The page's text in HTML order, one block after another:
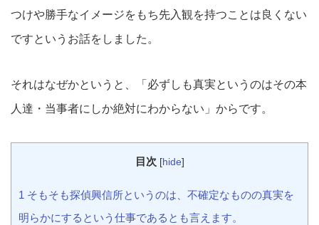
つけや勝手なイメージをもち先入観を持つことは良くない
ですというお話をしました。
それはなぜかというと、「必ずしも真実というのはその本
人達・当事者にしか絶対にわからない」からです。
目次 [hide]
1 そもそも探偵興信所というのは、不確定なものの真実を
明らかにするという仕事であるとも言えます。